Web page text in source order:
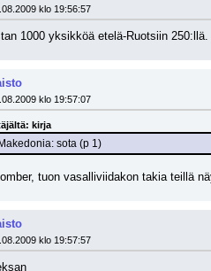
klo 19:56:57
1000 yksikköä etelä-Ruotsiin 250:llä.
klo 19:57:07
kirja
sota (p 1)
tuon vasalliviidakon takia teillä
klo 19:57:57